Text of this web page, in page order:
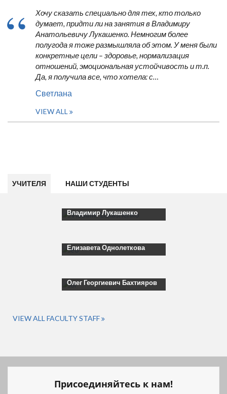
Хочу сказать специально для тех, кто только
думает, придти ли на занятия в Владимиру
Анатольевичу Лукашенко. Немногим более
полугода я тоже размышляла об этом. У меня были
конкретные цели – здоровье, нормализация
отношений, эмоциональная устойчивость и т.п.
Да, я получила все, что хотела: с…
Светлана
VIEW ALL
УЧИТЕЛЯ НАШИ СТУДЕНТЫ
Владимир Лукашенко
Елизавета Однолеткова
Олег Георгиевич Бахтияров
VIEW ALL FACULTY STAFF
Присоединяйтесь к нам!